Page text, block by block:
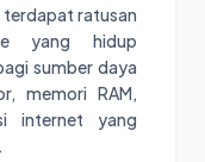
ratusan
yang hidup
sumber daya
memori RAM,
internet yang